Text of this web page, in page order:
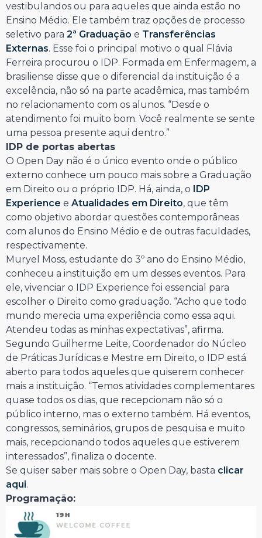
vestibulandos ou para aqueles que ainda estão no
Ensino Médio. Ele também traz opções de processo
seletivo para 2ª Graduação e Transferências
Externas. Esse foi o principal motivo o qual Flávia
Ferreira procurou o IDP. Formada em Enfermagem, a
brasiliense disse que o diferencial da instituição é a
excelência, não só na parte acadêmica, mas também
no relacionamento com os alunos. “Desde o
atendimento foi muito bom. Você realmente se sente
uma pessoa presente aqui dentro.”
IDP de portas abertas
O Open Day não é o único evento onde o público
externo conhece um pouco mais sobre a Graduação
em Direito ou o próprio IDP. Há, ainda, o IDP
Experience e Atualidades em Direito, que têm
como objetivo abordar questões contemporâneas
com alunos do Ensino Médio e de outras faculdades,
respectivamente.
Muryel Moss, estudante do 3º ano do Ensino Médio,
conheceu a instituição em um desses eventos. Para
ele, vivenciar o IDP Experience foi essencial para
escolher o Direito como graduação. “Acho que todo
mundo merecia uma experiência como essa aqui.
Atendeu todas as minhas expectativas”, afirma.
Segundo Guilherme Leite, Coordenador do Núcleo
de Práticas Jurídicas e Mestre em Direito, o IDP está
aberto para todos aqueles que quiserem conhecer
mais a instituição. “Temos atividades complementares
quase todos os dias, que recepcionam não só o
público interno, mas o externo também. Há eventos,
congressos, seminários, grupos de pesquisa e muito
mais, recepcionando todos aqueles que estiverem
interessados”, finaliza o docente.
Se quiser saber mais sobre o Open Day, basta clicar
aqui.
Programação: